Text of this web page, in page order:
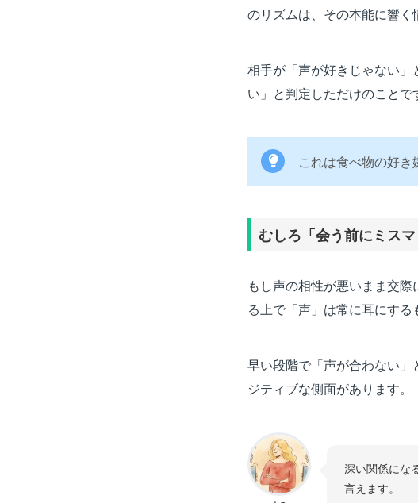
のリズムは、その本能に響く
相手が「声が好きじゃない
い」と判定しただけのことで
これは食べ物の好
むしろ「会う前にミス
もし声の相性が悪いまま交
る上で「声」は常に耳にする
早い段階で「声が合わない
ジティブな側面があります。
深い関係にな
言えます。